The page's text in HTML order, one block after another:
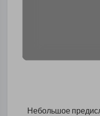
Небольшое